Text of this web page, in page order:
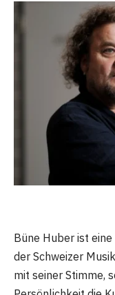
Büne Huber ist
der Schweizer
mit seiner Stimme,